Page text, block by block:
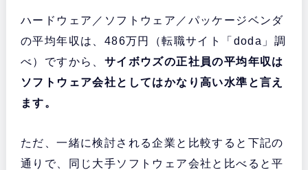
ハードウェア／ソフトウェア／パッケージベンダ
の平均年収は、486万円（転職サイト「doda」調
べ）ですから、 サイボウズの正社員の平均年収は
ソフトウェア会社としてはかなり高い水準と言え
ます。
ただ、一緒に検討される企業と比較すると下記の
通りで、同じ大手ソフトウェア会社と比べると平